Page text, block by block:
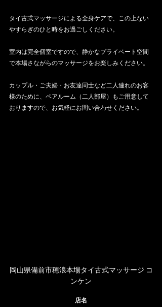
タイ古式マッサージによる全身ケアで、この上ない
やすらぎのひと時をお過ごしください。
室内は完全個室ですので、静かなプライベート空間
で本場さながらのマッサージをお楽しみください。
カップル・ご夫婦・お友達同士など二人連れのお客
様のために、ペアルーム（二人部屋）もご用意して
おりますので、お気軽にお問い合わせください。
岡山県備前市穂浪本場タイ古式マッサージ コ
ンケン
店名